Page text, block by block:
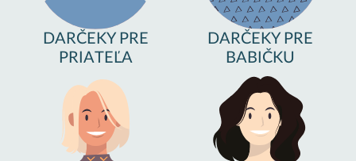
DARČEKY PRE
PRIATEĽA
DARČEKY PRE
BABIČKU